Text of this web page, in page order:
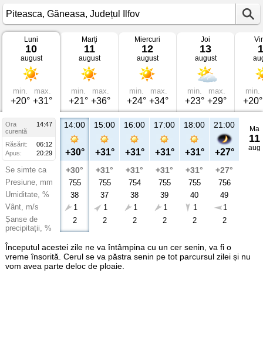
Vremea
Piteasca
Găneasa,
Județul
Luni
10
august
min.
+20°
max.
+31°
Marți
11
august
min.
+21°
max.
+36°
Miercuri
12
august
min.
+24°
max.
+34°
Joi
13
august
min.
+23°
max.
+29°
min.
+20°
Ora
14:47
curentă
Răsărit:
06:12
Apus:
20:29
Se simte ca
Presiune, mm
Umiditate, %
Vânt, m/s
Șanse de
precipitații, %
14:00
+30°
+30°
755
38
1
2
15:00
+31°
+31°
755
37
1
2
16:00
+31°
+31°
754
38
1
2
17:00
+31°
+31°
755
39
1
2
18:00
+31°
+31°
755
40
1
2
21:00
+27°
+27°
756
49
1
2
Ma
11
aug
Începutul acestei zile ne va întâmpina cu un cer senin, va fi o
vreme însorită. Cerul se va păstra senin pe tot parcursul zilei și nu
vom avea parte deloc de ploaie.